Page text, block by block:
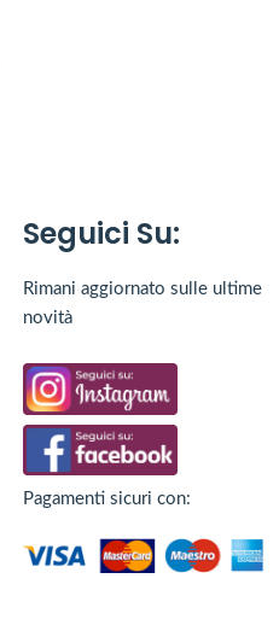
Seguici Su:
Rimani aggiornato sulle ultime
novità
Pagamenti sicuri con: